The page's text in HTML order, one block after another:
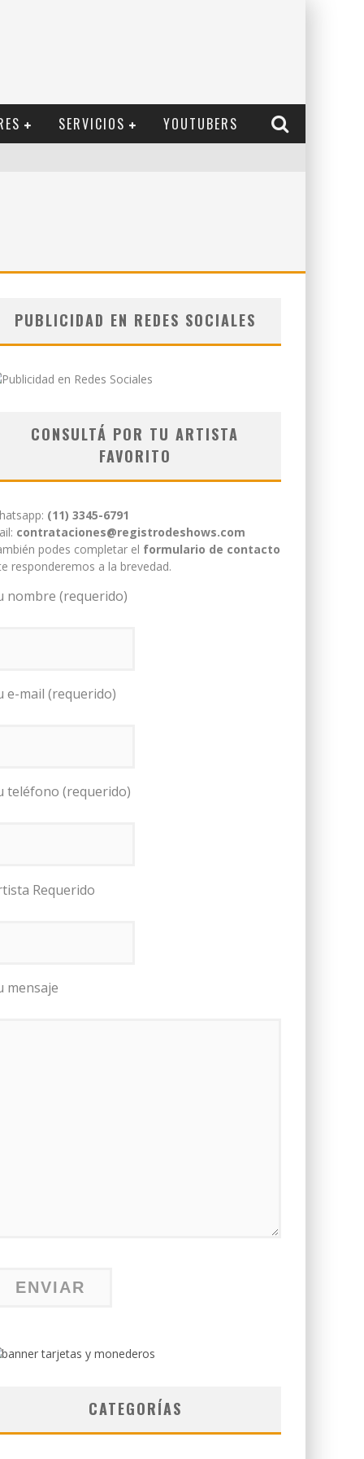
SERVICIOS YOUTUBERS
PUBLICIDAD EN REDES SOCIALES
CONSULTÁ POR TU ARTISTA
FAVORITO
(11) 3345-6791
contrataciones@registrodeshows.com
podes completar el formulario de contacto
responderemos a la brevedad.
nombre (requerido)
e-mail (requerido)
teléfono (requerido)
Requerido
mensaje
CATEGORÍAS